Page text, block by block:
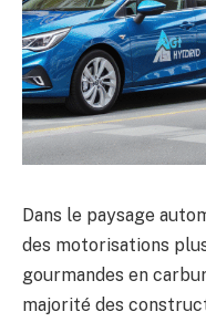
Dans le paysage
des motorisations
gourmandes en
majorité des